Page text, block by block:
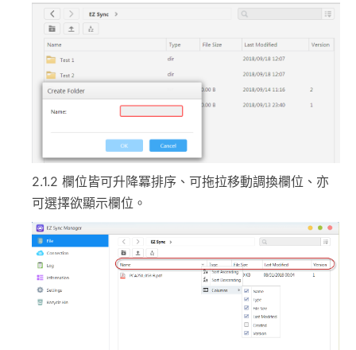
2.1.2 欄位皆可升降冪排序、可拖拉移動調換欄位、亦
可選擇欲顯示欄位。